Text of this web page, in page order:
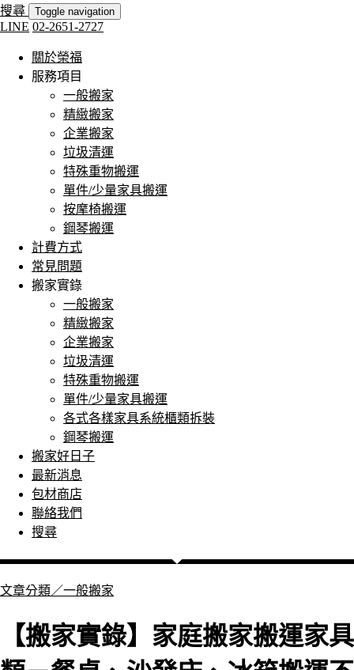
搜尋 Toggle navigation
LINE 02-2651-2727
關於榮福
服務項目
一般搬家
精緻搬家
企業搬家
垃圾清運
特殊重物搬運
單件/少量家具搬運
按摩椅搬運
鋼琴搬運
計費方式
常見問題
搬家實錄
一般搬家
精緻搬家
企業搬家
垃圾清運
特殊重物搬運
單件/少量家具搬運
各式各樣家具系統櫃類拆裝
鋼琴搬運
搬家好日子
最新消息
包材商店
聯絡我們
搜尋
文章分類／一般搬家
【搬家實錄】家庭搬家搬運家具